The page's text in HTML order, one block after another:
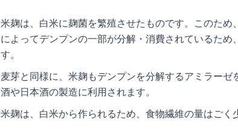
米麹は、白米に麹菌を繁殖させたものです。このため
によってデンプンの一部が分解・消費されているため
す。
麦芽と同様に、米麹もデンプンを分解するアミラーゼ
酒や日本酒の製造に利用されます。
米麹は、白米から作られるため、食物繊維の量はごく